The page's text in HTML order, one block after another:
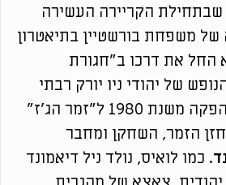
שבתחילת הקריירה העשירה
משפחת בורשטיין בתיאטרון
החל את דרכו ב"חגורת
של יהודי ניו יורק רבתי
בהרי הקטסקיל. בהפקה משנת 1980 ל"זמר הג'ז"
הזמר, השחקן ומחבר
. כמו לואיס, נולד ניל דיאמונד